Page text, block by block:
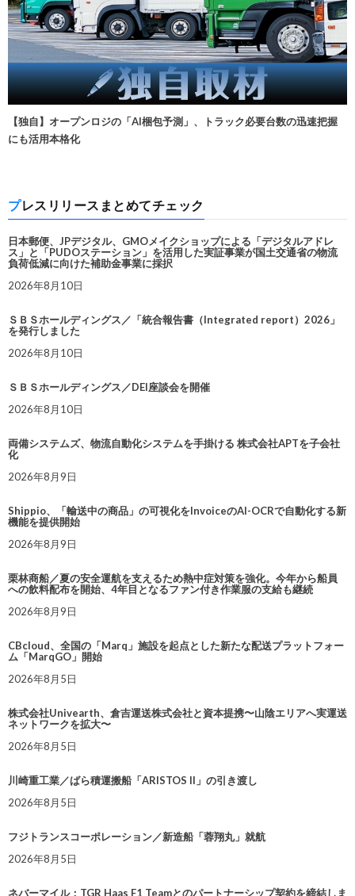
【独自】オープンロジの「AI梱包予測」、トラック必要台数の迅速把握
にも活用本格化
プレスリリースまとめてチェック
日本郵便、JPデジタル、GMOメイクショップによる「デジタルアドレ
ス」と「PUDOステーション」を活用した実証事業が国土交通省の物流
負荷低減に向けた補助金事業に採択
2026年8月10日
ＳＢＳホールディングス／「統合報告書（Integrated report）2026」
を発行しました
2026年8月10日
ＳＢＳホールディングス／DEI座談会を開催
2026年8月10日
両備システムズ、物流自動化システムを手掛ける 株式会社APTを子会社
化
2026年8月9日
Shippio、「輸送中の商品」の可視化をInvoiceのAI-OCRで自動化する新
機能を提供開始
2026年8月9日
栗林商船／夏の安全運航を支えるため熱中症対策を強化。今年から船員
への飲料配布を開始、4年目となるファン付き作業服の支給も継続
2026年8月9日
CBcloud、全国の「Marq」施設を起点とした新たな配送プラットフォー
ム「MarqGO」開始
2026年8月5日
株式会社Univearth、倉吉運送株式会社と資本提携〜山陰エリアへ実運送
ネットワークを拡大〜
2026年8月5日
川崎重工業／ばら積運搬船「ARISTOS II」の引き渡し
2026年8月5日
フジトランスコーポレーション／新造船「蓉翔丸」就航
2026年8月5日
ネバーマイル：TGR Haas F1 Teamとのパートナーシップ契約を締結しま